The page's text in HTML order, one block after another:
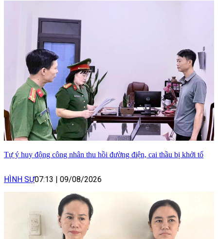
Tự ý huy động công nhân thu hồi đường điện, cai thầu bị khởi tố
HÌNH SỰ07:13 | 09/08/2026